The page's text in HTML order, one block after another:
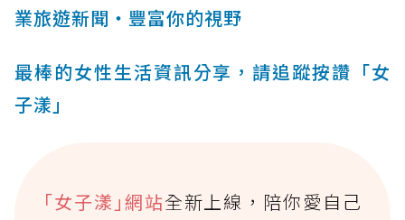
業旅遊新聞‧豐富你的視野
最棒的女性生活資訊分享，請追蹤按讚「女
子漾」
｢女子漾｣網站全新上線，陪你愛自己